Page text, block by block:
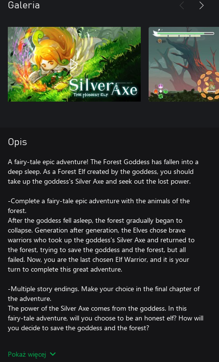
Galeria
Opis
A fairy-tale epic adventure! The Forest Goddess has fallen into a
deep sleep. As a Forest Elf created by the goddess, you should
take up the goddess's Silver Axe and seek out the lost power.
-Complete a fairy-tale epic adventure with the animals of the
forest.
After the goddess fell asleep, the forest gradually began to
collapse. Generation after generation, the Elves chose brave
warriors who took up the goddess's Silver Axe and returned to
the forest, trying to save the goddess and the forest, but all
failed. Now, you are the last chosen Elf Warrior, and it is your
turn to complete this great adventure.
-Multiple story endings. Make your choice in the final chapter of
the adventure.
The power of the Silver Axe comes from the goddess. In this
fairy-tale adventure, will you choose to be an honest elf? How will
you decide to save the goddess and the forest?
ability.
Pokaż więcej